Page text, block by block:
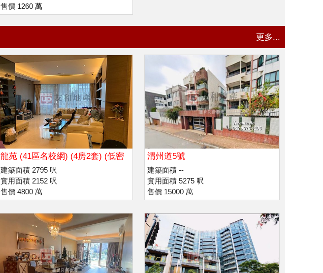
售價 1260 萬
更多...
龍苑 (41區名校網) (4房2套) (低密
度)
建築面積 2795 呎
實用面積 2152 呎
售價 4800 萬
渭州道5號
建築面積 --
實用面積 5275 呎
售價 15000 萬